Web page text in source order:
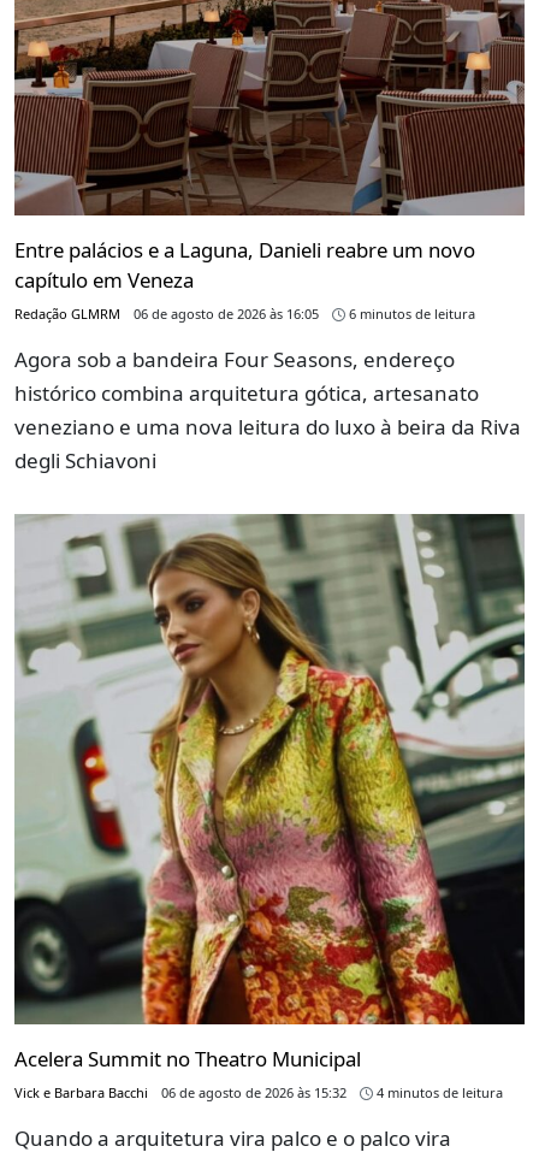
Entre palácios e a Laguna, Danieli reabre um novo
capítulo em Veneza
Redação GLMRM 06 de agosto de 2026 às 16:05 6 minutos de leitura
Agora sob a bandeira Four Seasons, endereço
histórico combina arquitetura gótica, artesanato
veneziano e uma nova leitura do luxo à beira da Riva
degli Schiavoni
Acelera Summit no Theatro Municipal
Vick e Barbara Bacchi 06 de agosto de 2026 às 15:32 4 minutos de leitura
Quando a arquitetura vira palco e o palco vira